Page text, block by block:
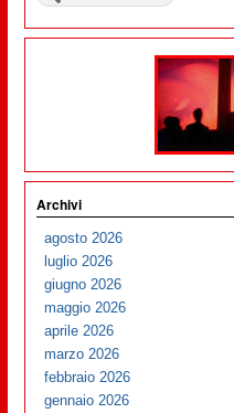
Archivi
agosto 2026
luglio 2026
giugno 2026
maggio 2026
aprile 2026
marzo 2026
febbraio 2026
gennaio 2026